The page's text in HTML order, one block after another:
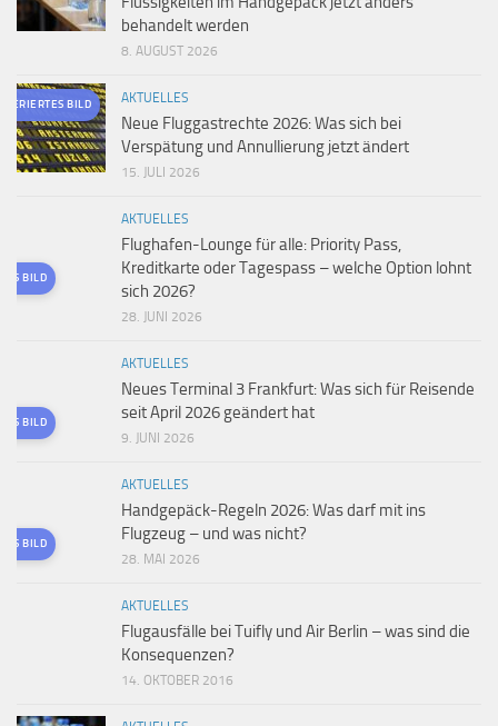
behandelt werden
8. AUGUST 2026
BILD AKTUELLES
Neue Fluggastrechte 2026: Was sich bei
Verspätung und Annullierung jetzt ändert
15. JULI 2026
BILD
AKTUELLES
Flughafen-Lounge für alle: Priority Pass,
Kreditkarte oder Tagespass – welche Option lohnt
sich 2026?
28. JUNI 2026
BILD
AKTUELLES
Neues Terminal 3 Frankfurt: Was sich für Reisende
seit April 2026 geändert hat
9. JUNI 2026
BILD
AKTUELLES
Handgepäck-Regeln 2026: Was darf mit ins
Flugzeug – und was nicht?
28. MAI 2026
AKTUELLES
Flugausfälle bei Tuifly und Air Berlin – was sind die
Konsequenzen?
14. OKTOBER 2016